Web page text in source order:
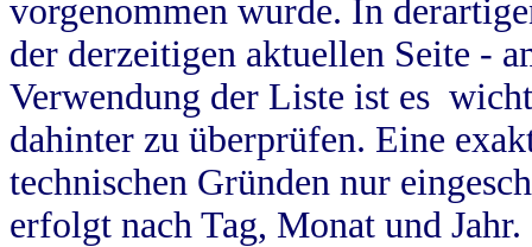
vorgenommen wurde. In
der derzeitigen aktuellen Seite -
Verwendung der Liste ist es
dahinter zu überprüfen. Eine
technischen Gründen nur
erfolgt nach Tag, Monat und Jahr.